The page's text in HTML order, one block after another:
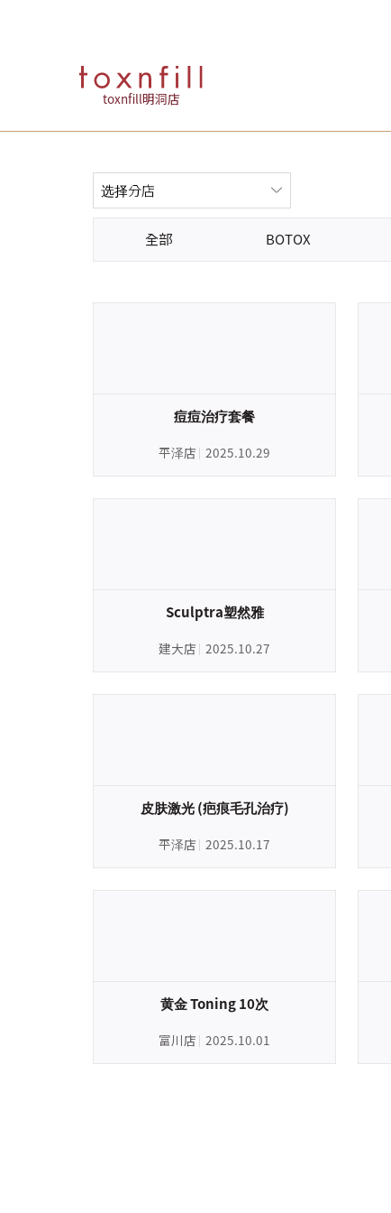
toxnfill明洞店
全部 BOTOX
痘痘治疗套餐
平泽店 2025.10.29
Sculptra塑然雅
建大店 2025.10.27
皮肤激光 (疤痕毛孔治疗)
平泽店 2025.10.17
黄金 Toning 10次
富川店 2025.10.01